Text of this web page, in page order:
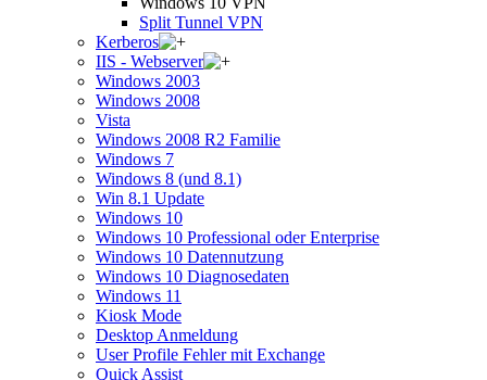
Split Tunnel VPN
Kerberos
IIS - Webserver
Windows 2003
Windows 2008
Vista
Windows 2008 R2 Familie
Windows 7
Windows 8 (und 8.1)
Win 8.1 Update
Windows 10
Windows 10 Professional oder Enterprise
Windows 10 Datennutzung
Windows 10 Diagnosedaten
Windows 11
Kiosk Mode
Desktop Anmeldung
User Profile Fehler mit Exchange
Quick Assist